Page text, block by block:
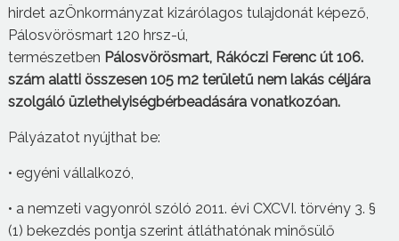
hirdet azÖnkormányzat kizárólagos tulajdonát képező,
Pálosvörösmart 120 hrsz-ú,
természetben Pálosvörösmart, Rákóczi Ferencút 106.
szám alatti összesen 105 m2 területű nem lakás céljára
szolgáló üzlethelyiségbérbeadásáravonatkozóan.
Pályázatot nyújthat be:
• egyéni vállalkozó,
• a nemzeti vagyonról szóló 2011. évi CXCVI. törvény 3. §
(1) bekezdés pontja szerint átláthatónak minősülő